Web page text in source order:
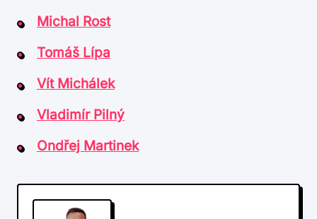
Michal Rost
Tomáš Lípa
Vít Michálek
Vladimír Pilný
Ondřej Martinek